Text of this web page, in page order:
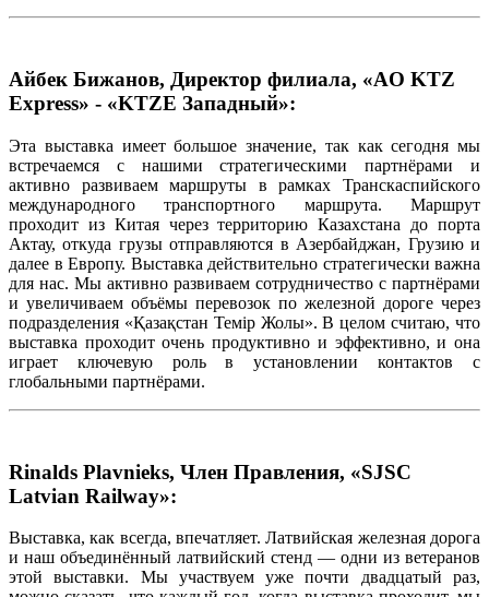
Айбек Бижанов, Директор филиала, «AO KTZ
Express» - «KTZE Западный»:
Эта выставка имеет большое значение, так как сегодня мы
встречаемся с нашими стратегическими партнёрами и
активно развиваем маршруты в рамках Транскаспийского
международного транспортного маршрута. Маршрут
проходит из Китая через территорию Казахстана до порта
Актау, откуда грузы отправляются в Азербайджан, Грузию и
далее в Европу. Выставка действительно стратегически важна
для нас. Мы активно развиваем сотрудничество с партнёрами
и увеличиваем объёмы перевозок по железной дороге через
подразделения «Қазақстан Темiр Жолы». В целом считаю, что
выставка проходит очень продуктивно и эффективно, и она
играет ключевую роль в установлении контактов с
глобальными партнёрами.
Rinalds Plavnieks, Член Правления, «SJSC
Latvian Railway»:
Выставка, как всегда, впечатляет. Латвийская железная дорога
и наш объединённый латвийский стенд — одни из ветеранов
этой выставки. Мы участвуем уже почти двадцатый раз,